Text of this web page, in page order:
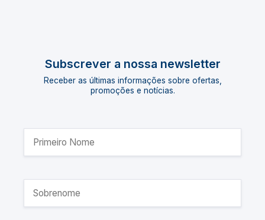
Subscrever a nossa newsletter
Receber as últimas informações sobre ofertas,
promoções e notícias.